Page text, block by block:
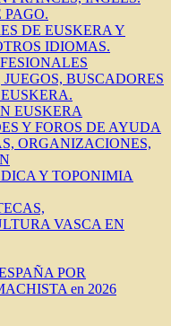
PAGO.
DE EUSKERA Y
IDIOMAS.
BUSCADORES
EUSKERA
Y FOROS DE AYUDA
ORGANIZACIONES,
Y TOPONIMIA
VASCA EN
POR
en 2026